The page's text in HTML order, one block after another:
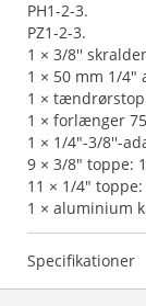
PH1-2-3.
PZ1-2-3.
1 × 3/8''
1 × 50 mm 1/
1 ×
1 × forlænger
1 × 1/4"-3/8''-
9 × 3/8" toppe:
11 × 1/4" toppe:
1 × aluminium
Specifikationer